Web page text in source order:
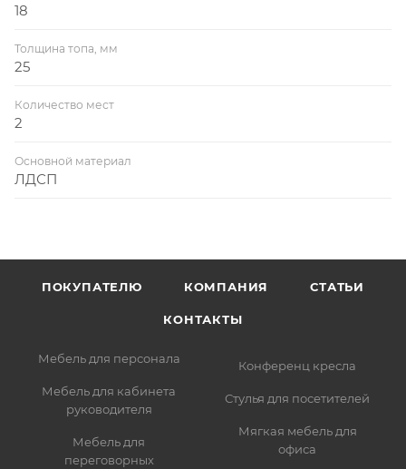
18
Толщина топа, мм
25
Количество мест
2
Основной материал
ЛДСП
ПОКУПАТЕЛЮ КОМПАНИЯ СТАТЬИ
КОНТАКТЫ
Мебель для персонала
Мебель для кабинета
руководителя
Мебель для
переговорных
Конференц кресла
Стулья для посетителей
Мягкая мебель для
офиса